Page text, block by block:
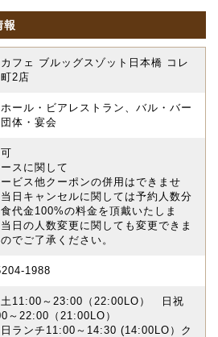
報
カフェ ブルッグスゾット日本橋 コレ
町2店
ール・ビアレストラン、バル・バー
体・宴会
スに関して
ビス他クーポンの併用はできませ
日キャンセルに関しては予約人数分
代金100%の料金を頂戴いたしま
日の人数変更に関しても変更できま
でご了承ください。
1988
土11:00～23:00（22:00LO） 日祝
～22:00（21:00LO）
日ランチ11:00～14:30 (14:00LO）ク